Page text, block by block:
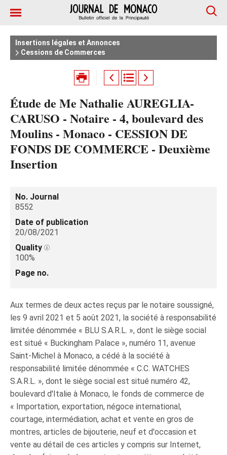
Insertions légales et Annonces
Cessions de Commerces
Étude de Me Nathalie AUREGLIA-
CARUSO - Notaire - 4, boulevard des
Moulins - Monaco - CESSION DE
FONDS DE COMMERCE - Deuxième
Insertion
No. Journal
8552
Date of publication
20/08/2021
Quality
100%
Page no.
Aux termes de deux actes reçus par le notaire soussigné,
les 9 avril 2021 et 5 août 2021, la société à responsabilité
limitée dénommée « BLU S.A.R.L. », dont le siège social
est situé « Buckingham Palace », numéro 11, avenue
Saint-Michel à Monaco, a cédé à la société à
responsabilité limitée dénommée « C.C. WATCHES
S.A.R.L. », dont le siège social est situé numéro 42,
boulevard d'Italie à Monaco, le fonds de commerce de
« Importation, exportation, négoce international,
courtage, intermédiation, achat et vente en gros de
montres, articles de bijouterie, neuf et d'occasion et
vente au détail de ces articles y compris sur Internet,